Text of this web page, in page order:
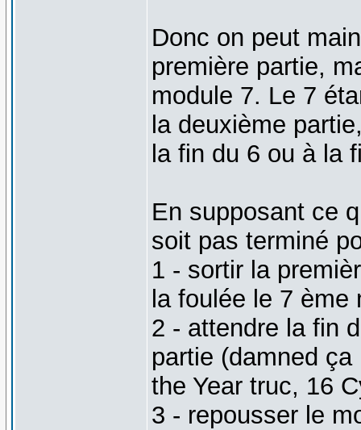
Donc on peut
première partie,
module 7. Le 7
la deuxième
la fin du 6 ou à la
En supposant ce
soit pas terminé
1 - sortir la
la foulée le 7
2 - attendre la fin
partie (damned
the Year truc, 16
3 - repousser le